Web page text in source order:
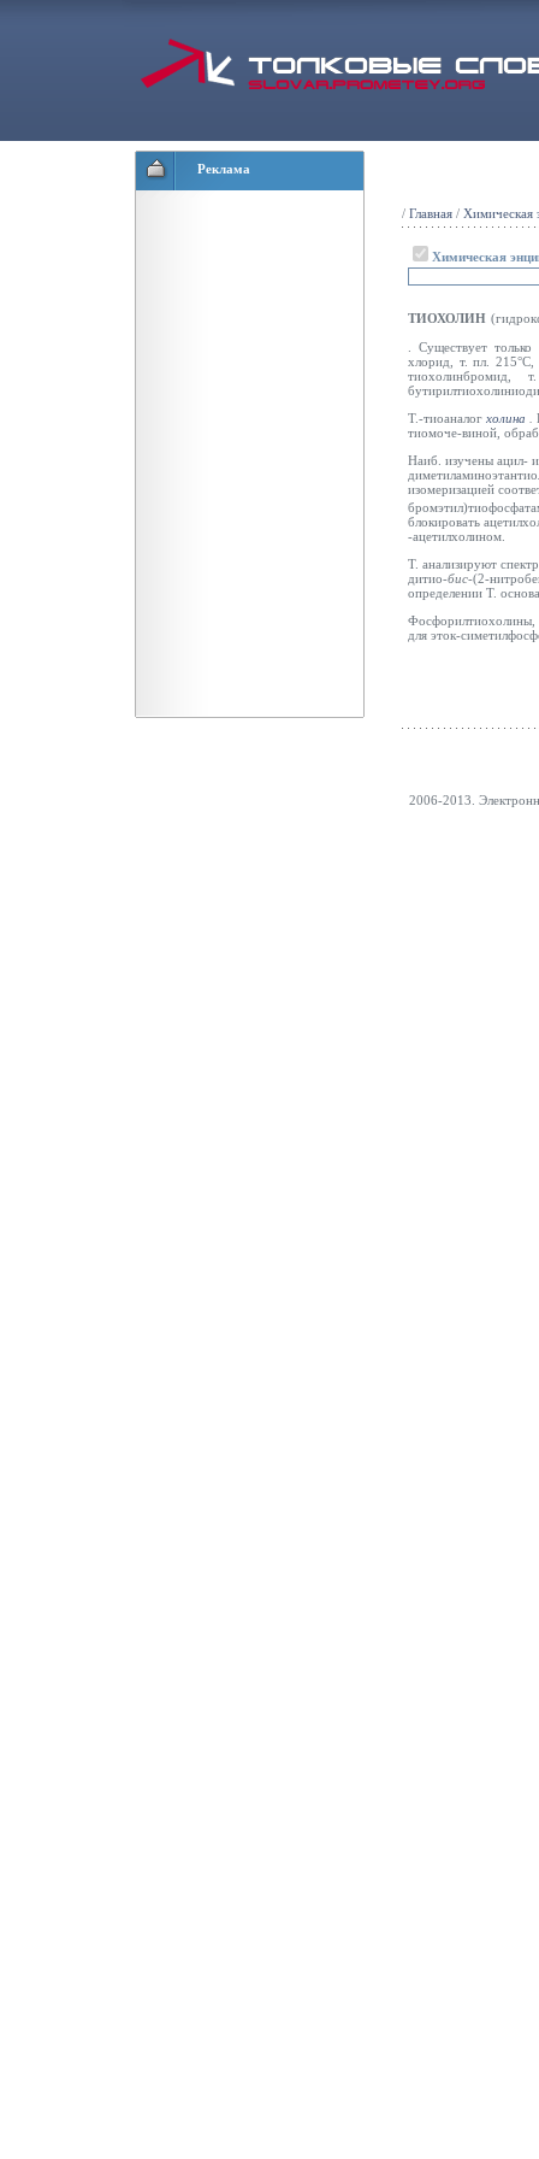
Реклама
/ Главная / Химическая
Химическая
ТИОХОЛИН
. Существует
хлорид, т. пл. 215°С,
Т.-тиоаналог холина
тиомоче-виной,
Наиб. изучены ацил-
изомеризацией
блокировать
-ацетилхолином.
Т. анализируют
дитио-бис-(2-
определении Т.
Фосфорилтиохолины,
для эток-
2006-2013.